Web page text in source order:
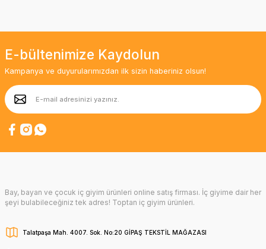
E-bültenimize Kaydolun
Kampanya ve duyurularımızdan ilk sizin haberiniz olsun!
Bay, bayan ve çocuk iç giyim ürünleri online satış firması. İç giyime dair her
şeyi bulabileceğiniz tek adres! Toptan iç giyim ürünleri.
Talatpaşa Mah. 4007. Sok. No:20 GİPAŞ TEKSTİL MAĞAZASI